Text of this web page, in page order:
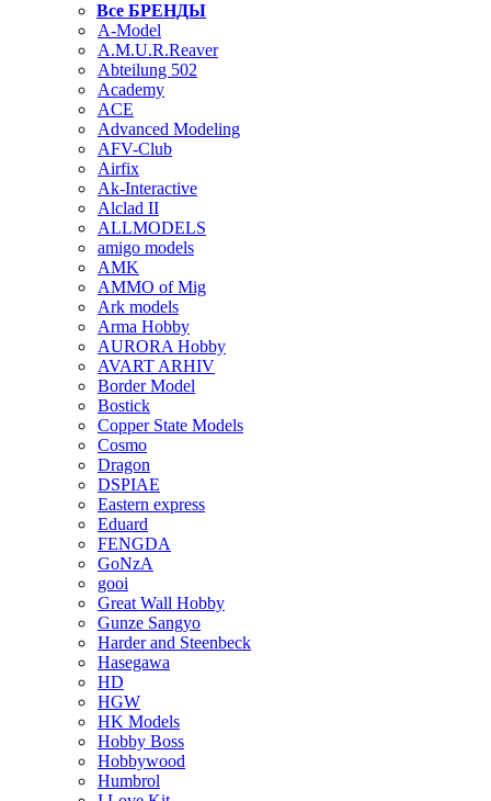
Все БРЕНДЫ
A-Model
A.M.U.R.Reaver
Abteilung 502
Academy
ACE
Advanced Modeling
AFV-Club
Airfix
Ak-Interactive
Alclad II
ALLMODELS
amigo models
AMK
AMMO of Mig
Ark models
Arma Hobby
AURORA Hobby
AVART ARHIV
Border Model
Bostick
Copper State Models
Cosmo
Dragon
DSPIAE
Eastern express
Eduard
FENGDA
GoNzA
gooi
Great Wall Hobby
Gunze Sangyo
Harder and Steenbeck
Hasegawa
HD
HGW
HK Models
Hobby Boss
Hobbywood
Humbrol